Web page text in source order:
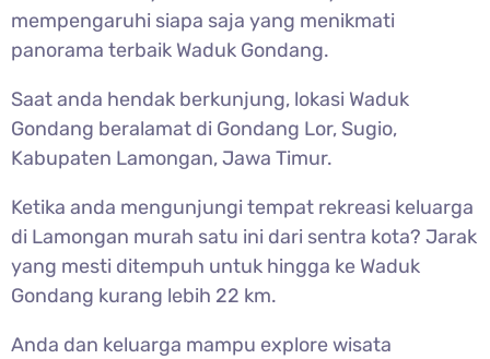
mempengaruhi siapa saja yang menikmati
panorama terbaik Waduk Gondang.
Saat anda hendak berkunjung, lokasi Waduk
Gondang beralamat di Gondang Lor, Sugio,
Kabupaten Lamongan, Jawa Timur.
Ketika anda mengunjungi tempat rekreasi keluarga
di Lamongan murah satu ini dari sentra kota? Jarak
yang mesti ditempuh untuk hingga ke Waduk
Gondang kurang lebih 22 km.
Anda dan keluarga mampu explore wisata